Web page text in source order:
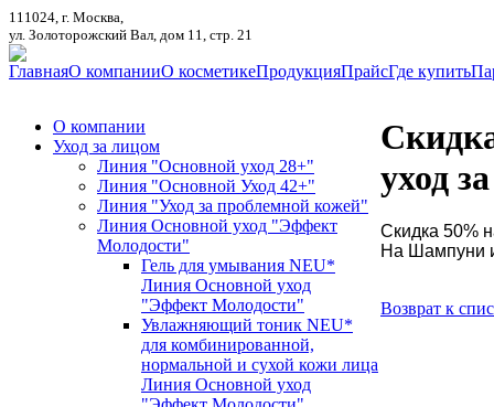
111024, г. Москва,
ул. Золоторожский Вал, дом 11, стр. 21
ГлавнаяО компанииО косметикеПродукцияПрайсГде купить
О компании
Уход за лицом
Линия "Основной уход 28+"
Линия "Основной Уход 42+"
Линия "Уход за проблемной кожей"
Линия Основной уход "Эффект
Молодости"
Гель для умывания NEU*
Линия Основной уход
"Эффект Молодости"
Увлажняющий тоник NEU*
для комбинированной,
нормальной и сухой кожи лица
Линия Основной уход
уход
Скидка 50%
На Шампуни
Возврат к